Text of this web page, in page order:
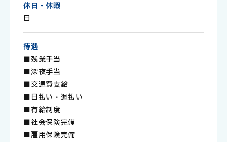
休日・休暇
日
待遇
■残業手当
■深夜手当
■交通費支給
■日払い・週払い
■有給制度
■社会保険完備
■雇用保険完備